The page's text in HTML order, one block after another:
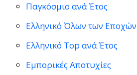
Παγκόσμιο ανά Έτος
Ελληνικό Όλων των Εποχών
Ελληνικό Top ανά Έτος
Εμπορικές Αποτυχίες